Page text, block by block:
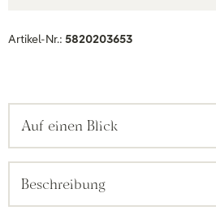
Artikel-Nr.: 5820203653
Auf einen Blick
Beschreibung